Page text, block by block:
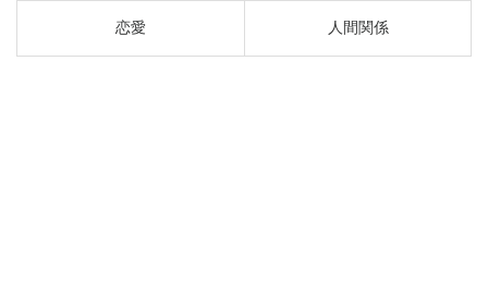
恋愛 人間関係